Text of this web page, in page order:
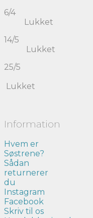
6/4
Lukket
14/5
Lukket
25/5
Lukket
Information
Hvem er
Søstrene?
Sådan
returnerer
du
Instagram
Facebook
Skriv til os